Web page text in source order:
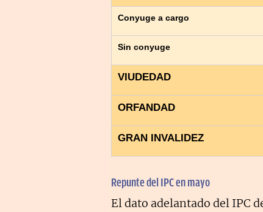
Conyuge a cargo
Sin conyuge
VIUDEDAD
ORFANDAD
GRAN INVALIDEZ
Repunte del IPC en mayo
El dato adelantado del IPC